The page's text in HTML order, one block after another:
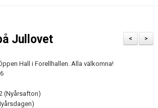
>
<
Jullovet
Hall i Forellhallen. Alla välkomna!
(Nyårsafton)